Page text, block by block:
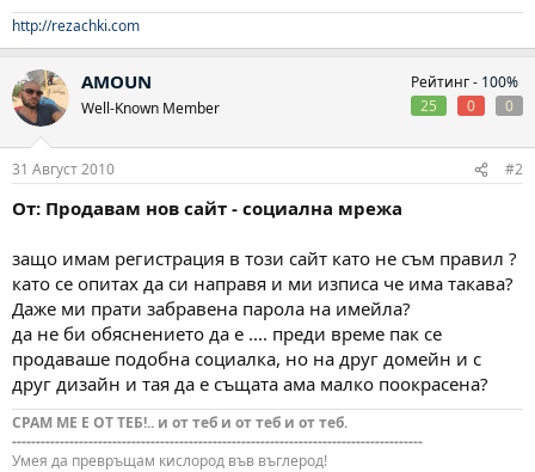
http://rezachki.com
AMOUN
Well-Known Member
Рейтинг - 100%
25
0 0
31 Август 2010 #2
От: Продавам нов сайт - социална мрежа
защо имам регистрация в този сайт като не съм правил ?
като се опитах да си направя и ми изписа че има такава?
Даже ми прати забравена парола на имейла?
да не би обяснението да е .... преди време пак се
продаваше подобна социалка, но на друг домейн и с
друг дизайн и тая да е същата ама малко поокрасена?
СРАМ МЕ Е ОТ ТЕБ!.. и от теб и от теб и от теб.
--------------------------------------------------------------------------------------
Умея да превръщам кислород във въглерод!